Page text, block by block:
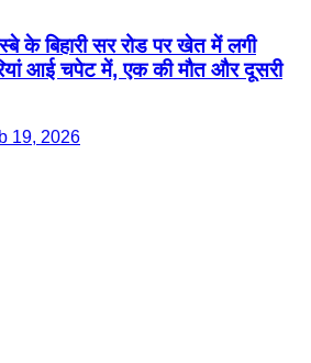
के बिहारी सर रोड पर खेत में लगी
आई चपेट में, एक की मौत और दूसरी
19, 2026